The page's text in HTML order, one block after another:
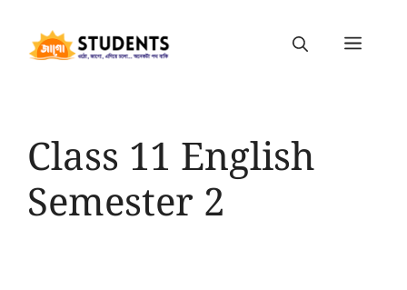
Class 11 English
Semester 2